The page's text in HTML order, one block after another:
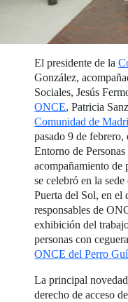
El presidente de la
González,
Sociales, Jesús
ONCE, Patricia
Comunidad de
pasado 9 de
Entorno de
acompañamiento de
se celebró en la
Puerta del Sol, en el
responsables de
exhibición del
personas con
ONCE del Perro
La principal
derecho de acceso